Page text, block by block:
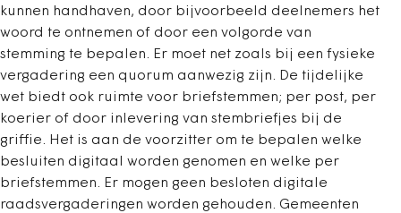
kunnen handhaven, door bijvoorbeeld deelnemers het
woord te ontnemen of door een volgorde van
stemming te bepalen. Er moet net zoals bij een fysieke
vergadering een quorum aanwezig zijn. De tijdelijke
wet biedt ook ruimte voor briefstemmen; per post, per
koerier of door inlevering van stembriefjes bij de
griffie. Het is aan de voorzitter om te bepalen welke
besluiten digitaal worden genomen en welke per
briefstemmen. Er mogen geen besloten digitale
raadsvergaderingen worden gehouden. Gemeenten